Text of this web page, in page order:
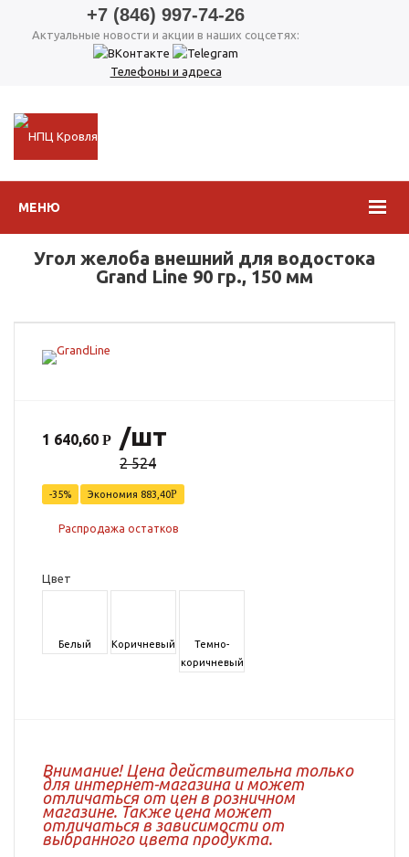
+7 (846) 997-74-26
Актуальные новости и акции в наших соцсетях:
Телефоны и адреса
МЕНЮ
Угол желоба внешний для водостока
Grand Line 90 гр., 150 мм
1 640,60 /шт
2 524
-35% Экономия 883,40
Распродажа остатков
Цвет
Белый Коричневый
Темно-
коричневый
Внимание! Цена действительна только
для интернет-магазина и может
отличаться от цен в розничном
магазине. Также цена может
отличаться в зависимости от
выбранного цвета продукта.